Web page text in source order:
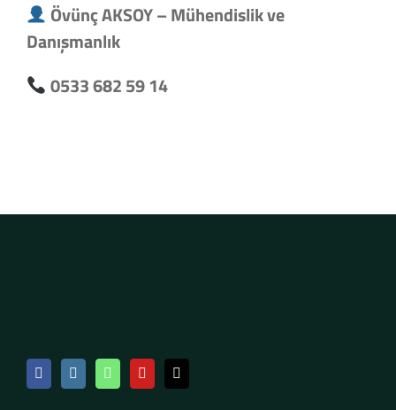
Övünç AKSOY – Mühendislik ve
Danışmanlık
0533 682 59 14